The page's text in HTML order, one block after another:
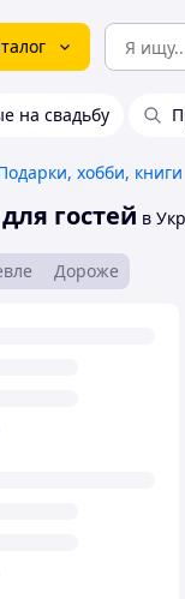
на свадьбу
хобби, книги
гостей в
Дороже